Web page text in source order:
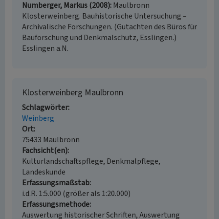
Numberger, Markus (2008) Maulbronn
Klosterweinberg. Bauhistorische Untersuchung –
Archivalische Forschungen. (Gutachten des Büros für
Bauforschung und Denkmalschutz, Esslingen.)
Esslingen a.N.
Klosterweinberg Maulbronn
Schlagwörter
Weinberg
Ort
75433 Maulbronn
Fachsicht(en)
Kulturlandschaftspflege, Denkmalpflege,
Landeskunde
Erfassungsmaßstab
i.d.R. 1:5.000 (größer als 1:20.000)
Erfassungsmethode
Auswertung historischer Schriften, Auswertung